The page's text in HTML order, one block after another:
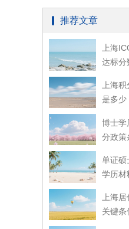
推荐文章
上海
达标分
上海积
是多少
博士学
分政策
单证硕
学历材
上海居
关键条